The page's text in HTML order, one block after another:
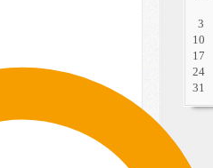
3
10
17
24
31